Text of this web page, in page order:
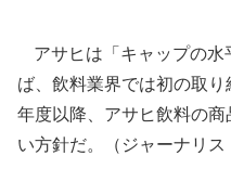
アサヒは「キャップの水
ば、飲料業界では初の取
年度以降、アサヒ飲料の
い方針だ。（ジャーナリ